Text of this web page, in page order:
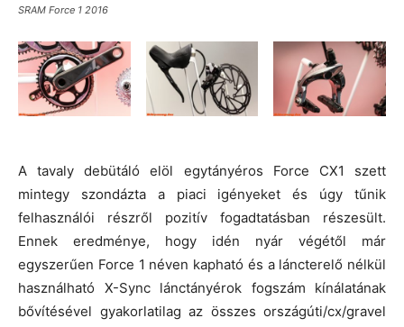
SRAM Force 1 2016
A tavaly debütáló elöl egytányéros Force CX1 szett
mintegy szondázta a piaci igényeket és úgy tűnik
felhasználói részről pozitív fogadtatásban részesült.
Ennek eredménye, hogy idén nyár végétől már
egyszerűen Force 1 néven kapható és a láncterelő nélkül
használható X-Sync lánctányérok fogszám kínálatának
bővítésével gyakorlatilag az összes országúti/cx/gravel